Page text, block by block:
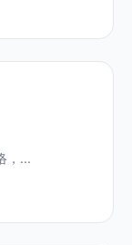
，...